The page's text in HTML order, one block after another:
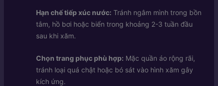
Hạn chế tiếp xúc nước: Tránh ngâm mình trong bồn
tắm, hồ bơi hoặc biển trong khoảng 2-3 tuần đầu
sau khi xăm.
Chọn trang phục phù hợp: Mặc quần áo rộng rãi,
tránh loại quá chật hoặc bó sát vào hình xăm gây
kích ứng.